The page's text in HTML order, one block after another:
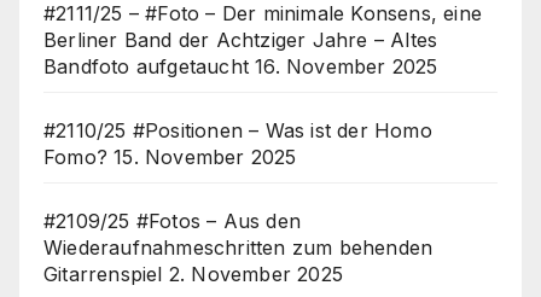
#2111/25 – #Foto – Der minimale Konsens, eine
Berliner Band der Achtziger Jahre – Altes
Bandfoto aufgetaucht 16. November 2025
#2110/25 #Positionen – Was ist der Homo
Fomo? 15. November 2025
#2109/25 #Fotos – Aus den
Wiederaufnahmeschritten zum behenden
Gitarrenspiel 2. November 2025